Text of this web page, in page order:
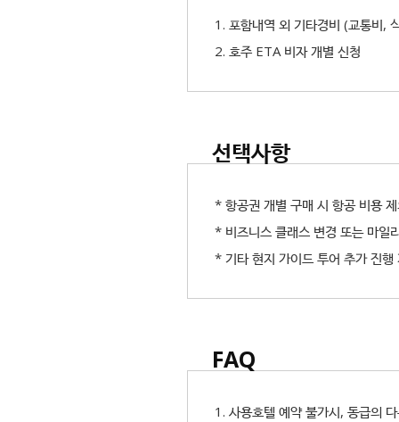
1. 포함내역 외 기타경비 (교통비,
2. 호주 ETA 비자 개별 신청
선택사항
* 항공권 개별 구매 시 항공 비용
* 비즈니스 클래스 변경 또는 마일
* 기타 현지 가이드 투어 추가 진행
FAQ
1. 사용호텔 예약 불가시, 동급의